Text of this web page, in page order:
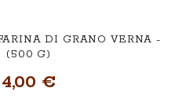
DI GRANO VERNA -
(500 G)
4,00 €